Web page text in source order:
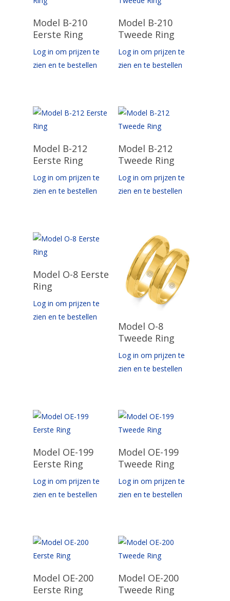
Opties Selecteren
Model B-210
Eerste Ring
Log in om prijzen te
zien en te bestellen
Opties Selecteren
Model B-210
Tweede Ring
Log in om prijzen te
zien en te bestellen
Opties Selecteren
Model B-212
Eerste Ring
Log in om prijzen te
zien en te bestellen
Opties Selecteren
Model B-212
Tweede Ring
Log in om prijzen te
zien en te bestellen
Opties Selecteren
Model O-8 Eerste
Ring
Log in om prijzen te
zien en te bestellen
Opties Selecteren
Model O-8
Tweede Ring
Log in om prijzen te
zien en te bestellen
Opties Selecteren
Model OE-199
Eerste Ring
Log in om prijzen te
zien en te bestellen
Opties Selecteren
Model OE-199
Tweede Ring
Log in om prijzen te
zien en te bestellen
Opties Selecteren
Model OE-200
Eerste Ring
Opties Selecteren
Model OE-200
Tweede Ring